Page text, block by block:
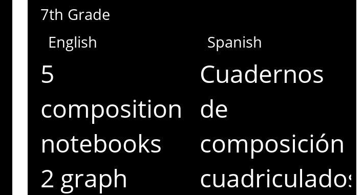
7th Grade
English
5
composition
notebooks
2 graph
Spanish
Cuadernos
de
composición
cuadriculados